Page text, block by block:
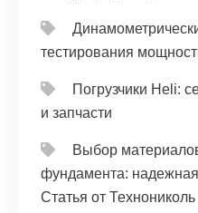
тестирования
Погрузчики Heli:
и запчасти
Выбор
фундамента: надежная
Статья от Технониколь